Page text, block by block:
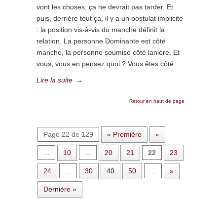
vont les choses, ça ne devrait pas tarder. Et
puis, derrière tout ça, il y a un postulat implicite
: la position vis-à-vis du manche définit la
relation. La personne Dominante est côté
manche, la personne soumise côté lanière. Et
vous, vous en pensez quoi ? Vous êtes côté
Lire la suite →
Retour en haut de page
Page 22 de 129 « Première «
10 20 21 22 23
24 30 40 50 »
Dernière »